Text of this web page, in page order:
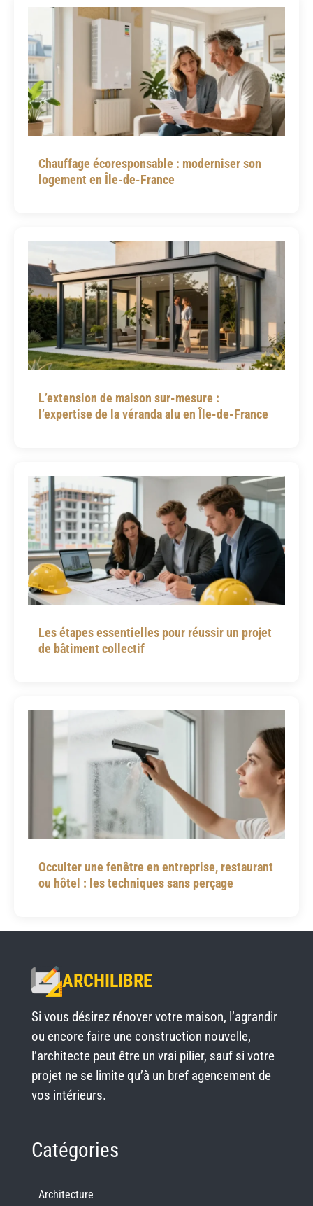
Chauffage écoresponsable : moderniser son
logement en Île-de-France
L’extension de maison sur-mesure :
l’expertise de la véranda alu en Île-de-France
Les étapes essentielles pour réussir un projet
de bâtiment collectif
Occulter une fenêtre en entreprise, restaurant
ou hôtel : les techniques sans perçage
ARCHILIBRE
Si vous désirez rénover votre maison, l’agrandir
ou encore faire une construction nouvelle,
l’architecte peut être un vrai pilier, sauf si votre
projet ne se limite qu’à un bref agencement de
vos intérieurs.
Catégories
Architecture